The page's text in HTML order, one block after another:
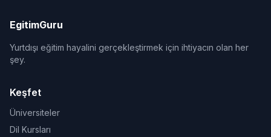
EgitimGuru
Yurtdışı eğitim hayalini gerçekleştirmek için ihtiyacın olan her
şey.
Keşfet
Üniversiteler
Dil Kursları